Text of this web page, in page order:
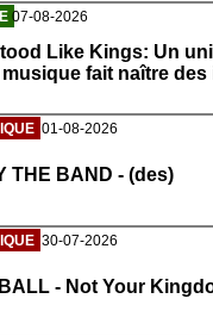
07-08-2026
Like Kings: Un
fait naître des
01-08-2026
THE BAND - (des)
30-07-2026
- Not Your